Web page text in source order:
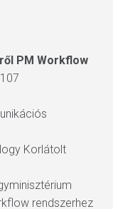
PM Workflow
Korlátolt
rendszerhez